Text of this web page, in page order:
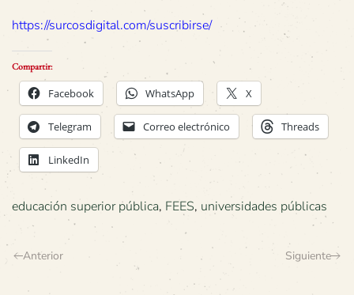
https://surcosdigital.com/suscribirse/
Compartir:
Facebook WhatsApp X
Telegram Correo electrónico Threads
LinkedIn
educación superior pública, FEES, universidades públicas
Anterior Siguiente